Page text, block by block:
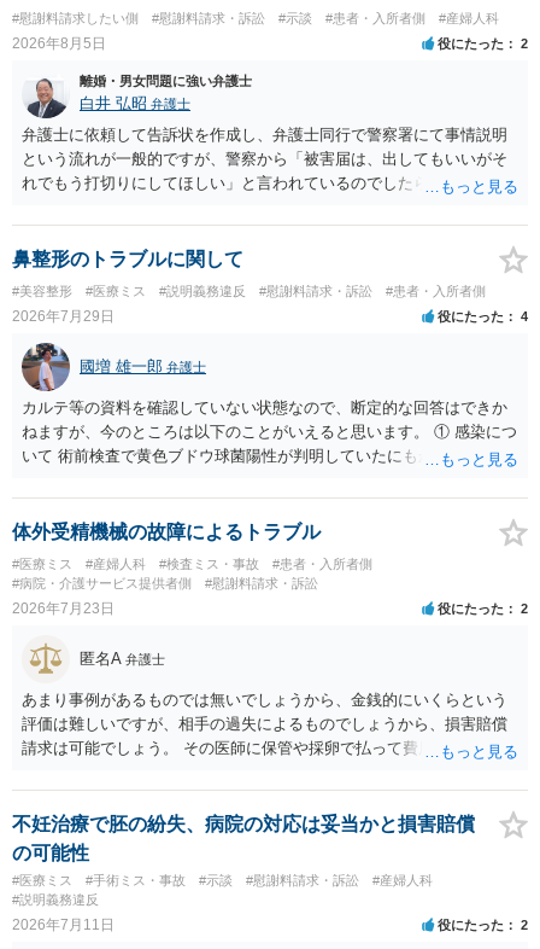
#慰謝料請求したい側 #慰謝料請求・訴訟 #示談 #患者・入所者側 #産婦人科
2026年8月5日 役にたった 2
離婚・男女問題に強い弁護士
白井 弘昭 弁護士
弁護士に依頼して告訴状を作成し、弁護士同行で警察署にて事情説明
という流れが一般的ですが、警察から「被害届は、出してもいいがそ
れでもう打切りにしてほしい」と言われているのでしたら、あまり結
検察庁に訴えるのもありかもしれないですが、実際に捜査をするの
は、結局所轄だと思われますので、やはり結論は変わらないかもしれ
ないです。 一度、最寄りの「刑事に強い」とうたっている弁護士に相
談してみてはいかがでしょうか。 以上、ご参考まで。
鼻整形のトラブルに関して
#美容整形 #医療ミス #説明義務違反 #慰謝料請求・訴訟 #患者・入所者側
2026年7月29日 役にたった 4
國増 雄一郎 弁護士
カルテ等の資料を確認していない状態なので、断定的な回答はできか
ねますが、今のところは以下のことがいえると思います。 ① 感染につ
いて 術前検査で黄色ブドウ球菌陽性が判明していたにもかかわらず、
的な医療水準に照らして相当でないと判断された場合には、相手方の
過失が認められる可能性があります。 当時の標準的な医療水準につい
仮に左右でリスクが著しくことなるという事実が立証できるのであれ
ば、それに関する説明や選択の機会が与えられなかったことは、説明
挙上について 施術内容に「鼻孔緑挙上」が含まれる合意がある事実
と、それを相手方が勝手に取りやめた事実を立証できれば、債務不履
行責任を追及できる可能性があります。 また術中の変更可能性に関す
る事前の説明がなされていないのであれば、説明義務違反にあたり、
これについても損害賠償請求できる可能性があります。 詳しくは、術
鼻孔緑挙上が実施内容として記載されている事実は、施術内容に鼻孔
緑挙上が含まれる合意がある事実を推認させる事実になると思われま
す。 ④当初の手術費用の返金や、他院での修正手術費用についても補
償を求めることが可能かについて 上記①〜③で記載された相手方の過
失又は債務不履行（他に過失又は債務不履行がある場合はそれも含
む）が認定され、それらと損害（当初の手術費用や他院での修正手術
費用）との間に相当因果関係が認められる場合は、補償を求めること
体外受精機械の故障によるトラブル
#医療ミス #産婦人科 #検査ミス・事故
#患者・入所者側
#病院・介護サービス提供者側
#慰謝料請求・訴訟
2026年7月23日 役にたった 2
匿名A 弁護士
あまり事例があるものでは無いでしょうから、金銭的にいくらという
評価は難しいですが、相手の過失によるものでしょうから、損害賠償
請求は可能でしょう。 その医師に保管や採卵で払って費用の返金＋α
思います。
不妊治療で胚の紛失、病院の対応は妥当かと損害賠償
の可能性
#医療ミス #手術ミス・事故 #示談 #慰謝料請求・訴訟
#産婦人科
#説明義務違反
2026年7月11日 役にたった 2